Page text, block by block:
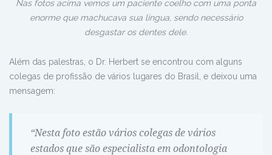
Nas fotos acima vemos um paciente coelho com uma ponta
enorme que machucava sua língua, sendo necessário
desgastar os dentes dele.
Além das palestras, o Dr. Herbert se encontrou com alguns
colegas de profissão de vários lugares do Brasil, e deixou uma
mensagem:
“Nesta foto estão vários colegas de vários
estados que são especialista em odontologia